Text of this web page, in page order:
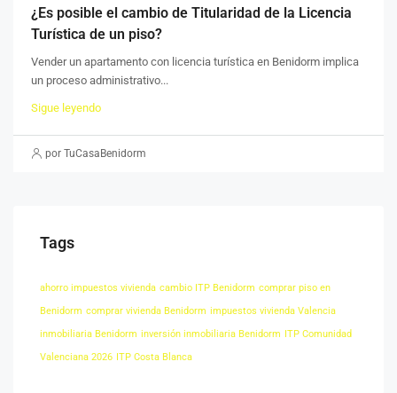
¿Es posible el cambio de Titularidad de la Licencia
Turística de un piso?
Vender un apartamento con licencia turística en Benidorm implica
un proceso administrativo...
Sigue leyendo
por TuCasaBenidorm
Tags
ahorro impuestos vivienda cambio ITP Benidorm comprar piso en
Benidorm comprar vivienda Benidorm impuestos vivienda Valencia
inmobiliaria Benidorm inversión inmobiliaria Benidorm ITP Comunidad
Valenciana 2026 ITP Costa Blanca